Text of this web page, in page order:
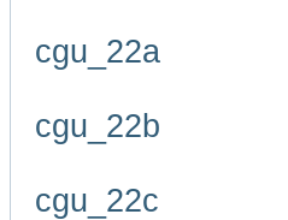
cgu_22a
cgu_22b
cgu_22c